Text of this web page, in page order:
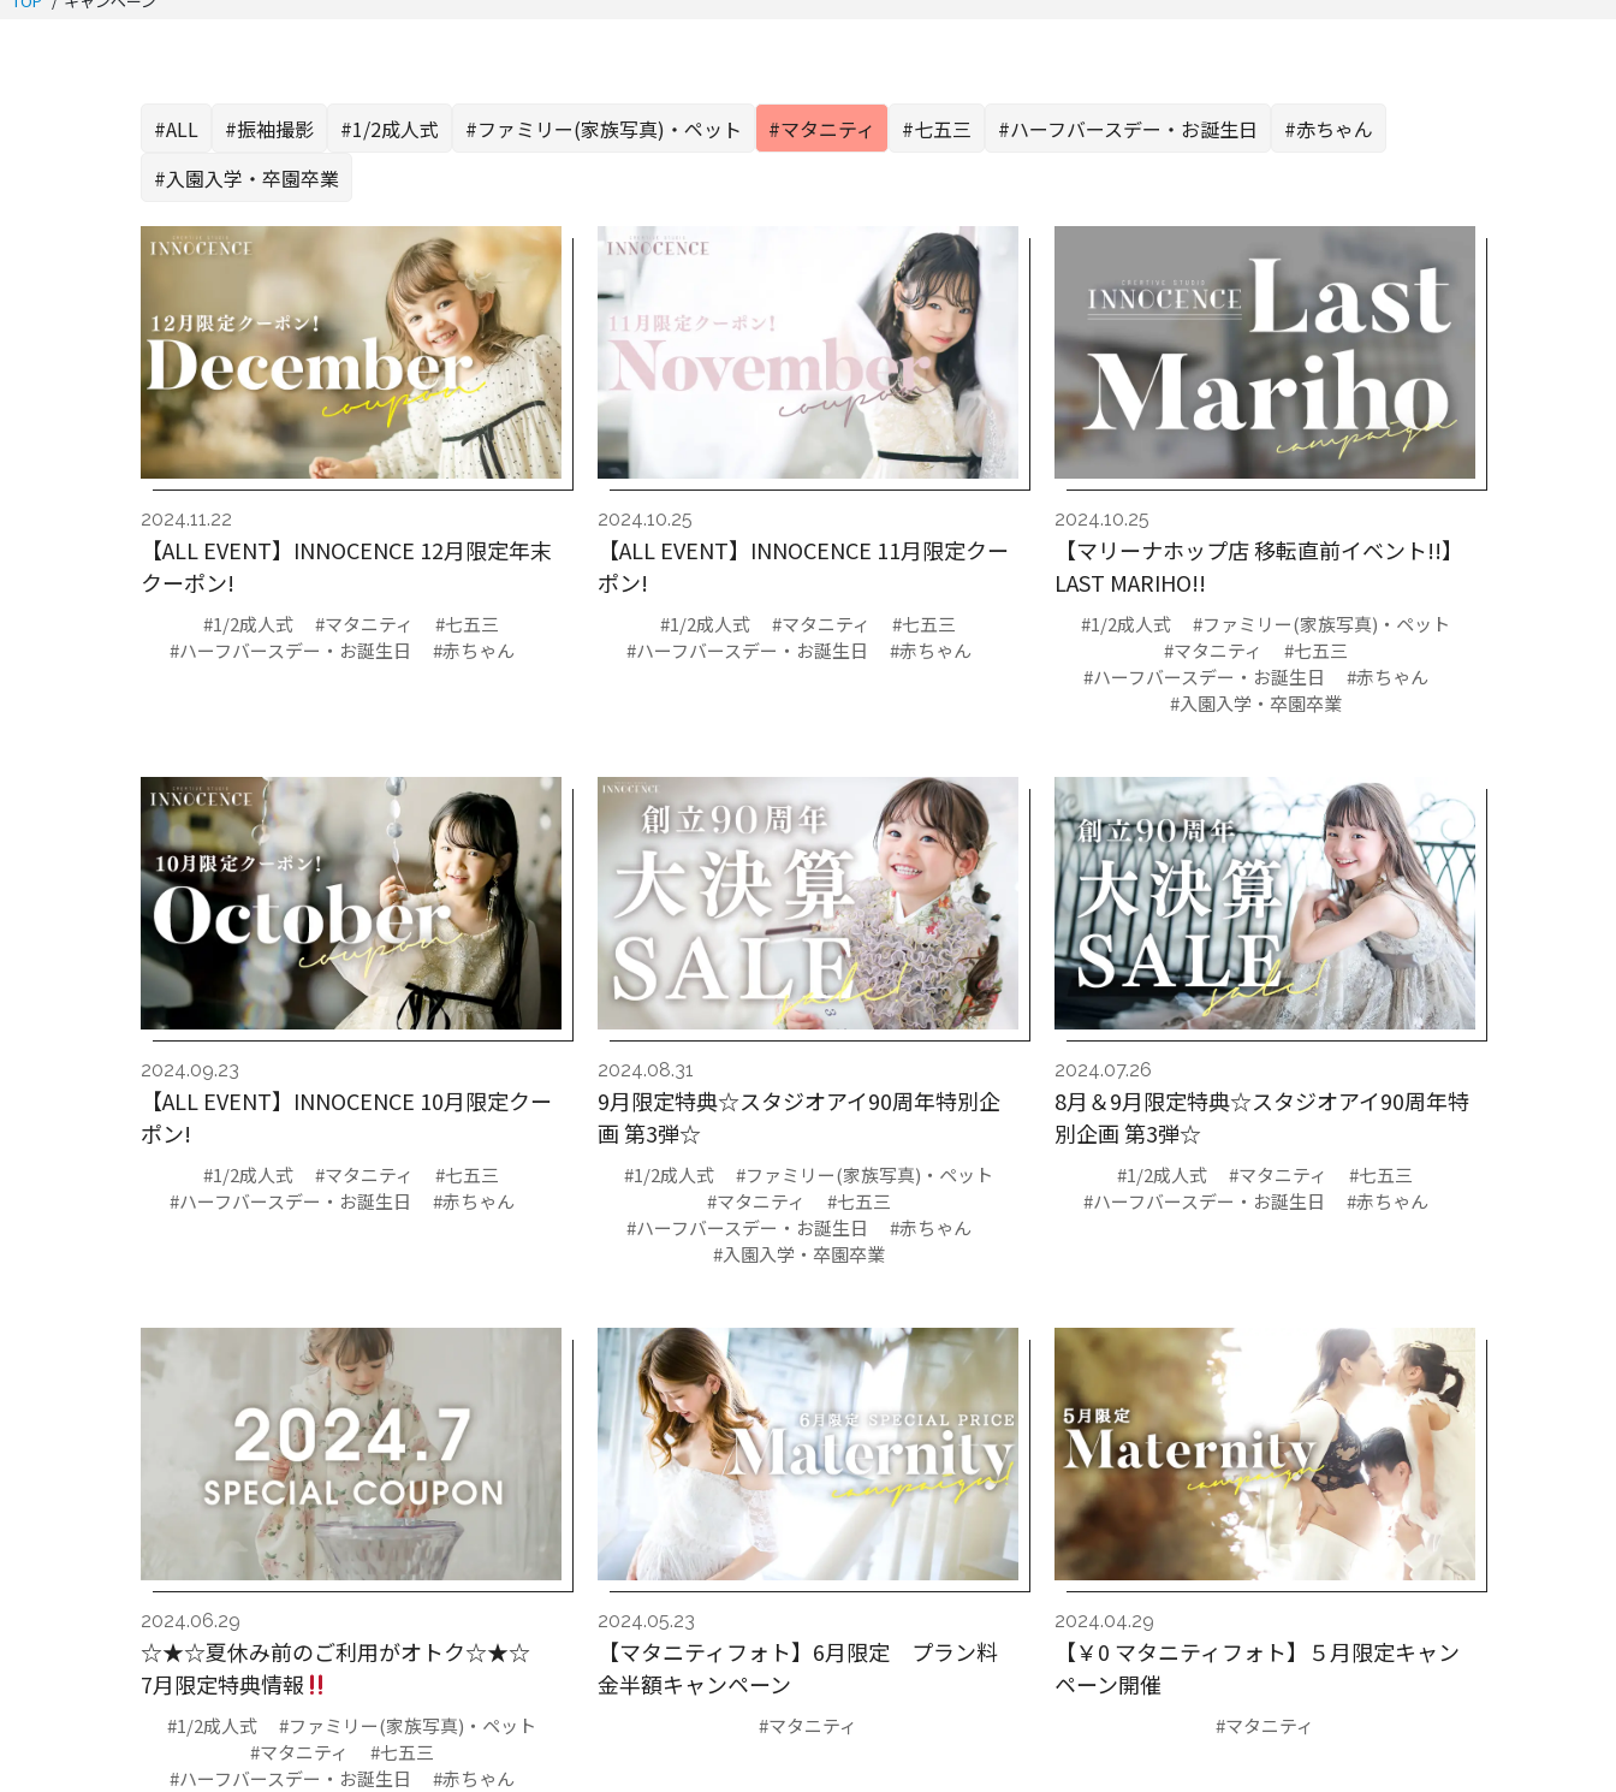
#ALL #振袖撮影 #1/2成人式 #ファミリー(家族写真)・ペット #マタニティ #七五三 #ハーフバースデー・お誕生日
#赤ちゃん
#入園入学・卒園卒業
2024.11.22
【ALL EVENT】INNOCENCE 12月限定年末
クーポン!
#1/2成人式 #マタニティ
#七五三
#ハーフバースデー・お誕生日
#赤ちゃん
2024.10.25
【ALL EVENT】INNOCENCE 11月限定クー
ポン!
#1/2成人式 #マタニティ
#七五三
#ハーフバースデー・お誕生日
#赤ちゃん
2024.10.25
【マリーナホップ店 移転直前イベント!!】
LAST MARIHO!!
#1/2成人式
#ファミリー(家族写真)・ペット
#マタニティ
#七五三
#ハーフバースデー・お誕生日
#赤ちゃん
#入園入学・卒園卒業
2024.09.23
【ALL EVENT】INNOCENCE 10月限定クー
ポン!
#1/2成人式 #マタニティ
#七五三
#ハーフバースデー・お誕生日
#赤ちゃん
2024.08.31
9月限定特典☆スタジオアイ90周年特別企
画 第3弾☆
#1/2成人式
#ファミリー(家族写真)・ペット
#マタニティ
#七五三
#ハーフバースデー・お誕生日
#赤ちゃん
#入園入学・卒園卒業
2024.07.26
8月＆9月限定特典☆スタジオアイ90周年特
別企画 第3弾☆
#1/2成人式 #マタニティ
#七五三
#ハーフバースデー・お誕生日
#赤ちゃん
2024.06.29
☆★☆夏休み前のご利用がオトク☆★☆
7月限定特典情報
#1/2成人式
#ファミリー(家族写真)・ペット
#マタニティ
#七五三
#ハーフバースデー・お誕生日
#赤ちゃん
2024.05.23
【マタニティフォト】6月限定 プラン料
金半額キャンペーン
#マタニティ
2024.04.29
【￥0 マタニティフォト】５月限定キャン
ペーン開催
#マタニティ